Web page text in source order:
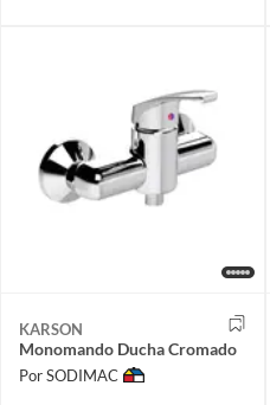
KARSON
Monomando Ducha Cromado
Por SODIMAC